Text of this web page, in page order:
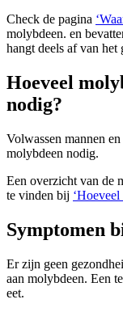
Check de pagina
molybdeen. en
hangt deels af van het
Hoeveel
nodig?
Volwassen mannen
molybdeen nodig.
Een overzicht van de
te vinden bij
Symptomen
Er zijn geen
aan molybdeen. Een
eet.